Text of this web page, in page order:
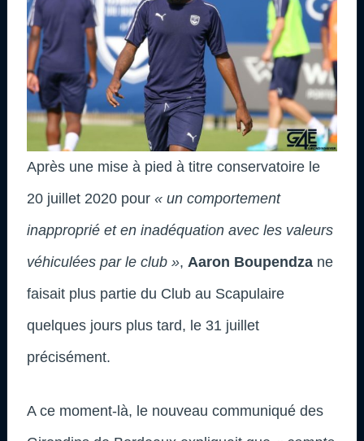
Après une mise à pied à titre conservatoire le
20 juillet 2020 pour « un comportement
inapproprié et en inadéquation avec les valeurs
véhiculées par le club », Aaron Boupendza ne
faisait plus partie du Club au Scapulaire
quelques jours plus tard, le 31 juillet
précisément.
A ce moment-là, le nouveau communiqué des